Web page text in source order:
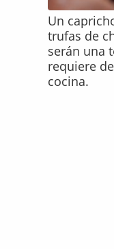
Un
trufas de
serán una
requiere
cocina.